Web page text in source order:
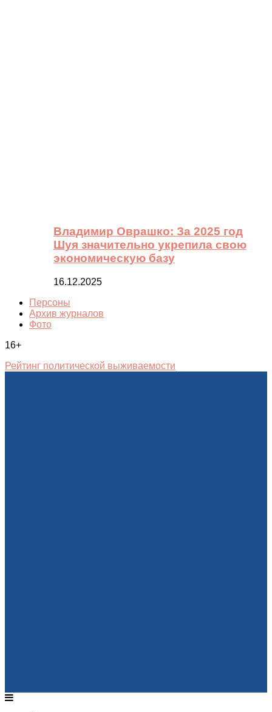
Владимир Оврашко: За 2025 год
Шуя значительно укрепила свою
экономическую базу
16.12.2025
Персоны
Архив журналов
Фото
16+
Рейтинг политической выживаемости